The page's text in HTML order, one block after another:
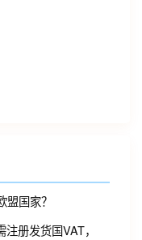
国家？
册发货国VAT，